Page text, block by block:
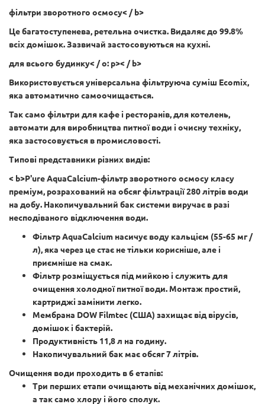
фільтри зворотного осмосу< / b>
Це багатоступенева, ретельна очистка. Видаляє до 99.8%
всіх домішок. Зазвичай застосовуються на кухні.
для всього будинку< / o: p>< / b>
Використовується універсальна фільтруюча суміш Ecomix,
яка автоматично самоочищається.
Так само фільтри для кафе і ресторанів, для котелень,
автомати для виробництва питної води і очисну техніку,
яка застосовується в промисловості.
Типові представники різних видів:
< b>P'ure AquaCalcium-фільтр зворотного осмосу класу
преміум, розрахований на обсяг фільтрації 280 літрів води
на добу. Накопичувальний бак системи виручає в разі
несподіваного відключення води.
Фільтр AquaCalcium насичує воду кальцієм (55-65 мг /
л), яка через це стає не тільки корисніше, але і
приємніше на смак.
Фільтр розміщується під мийкою і служить для
очищення холодної питної води. Монтаж простий,
картриджі замінити легко.
Мембрана DOW Filmtec (США) захищає від вірусів,
домішок і бактерій.
Продуктивність 11,8 л на годину.
Накопичувальний бак має обсяг 7 літрів.
Очищення води проходить в 6 етапів:
Три перших етапи очищають від механічних домішок,
а так само хлору і його сполук.